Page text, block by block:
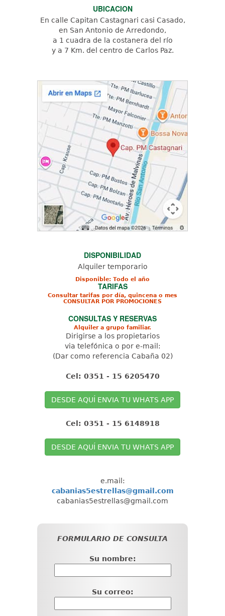
UBICACION
En calle Capitan Castagnari casi Casado,
en San Antonio de Arredondo,
a 1 cuadra de la costanera del río
y a 7 Km. del centro de Carlos Paz.
DISPONIBILIDAD
Alquiler temporario
Disponible: Todo el año
TARIFAS
Consultar tarifas por día, quincena o mes
CONSULTAR POR PROMOCIONES
CONSULTAS Y RESERVAS
Alquiler a grupo familiar.
Dirigirse a los propietarios
via telefónica o por e-mail:
(Dar como referencia Cabaña 02)
Cel: 0351 - 15 6205470
DESDE AQUÍ ENVIA TU WHATS APP
Cel: 0351 - 15 6148918
DESDE AQUÍ ENVIA TU WHATS APP
e.mail:
cabanias5estrellas@gmail.com
cabanias5estrellas@gmail.com
FORMULARIO DE CONSULTA
Su nombre:
Su correo: